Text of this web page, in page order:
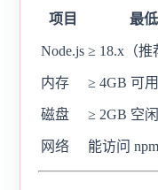
项目 最
Node.js ≥ 18.x（推
内存 ≥ 4GB 可用
磁盘 ≥ 2GB 空闲
网络 能访问